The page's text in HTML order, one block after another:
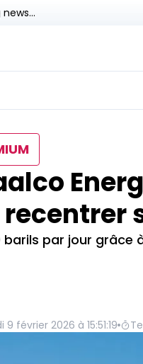
barils par jour
9 février 2026 à 15:51:19